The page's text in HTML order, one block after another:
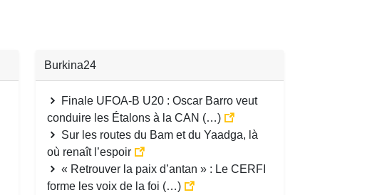
Burkina24
Finale UFOA-B U20 : Oscar Barro veut
conduire les Étalons à la CAN (…)
Sur les routes du Bam et du Yaadga, là
où renaît l’espoir
« Retrouver la paix d’antan » : Le CERFI
forme les voix de la foi (…)